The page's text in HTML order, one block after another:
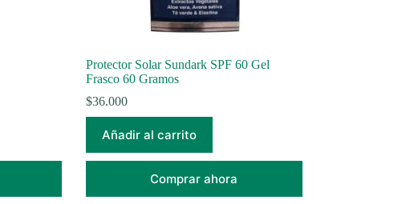
Protector Solar Sundark SPF 60 Gel
Frasco 60 Gramos
$36.000
Añadir al carrito
Comprar ahora